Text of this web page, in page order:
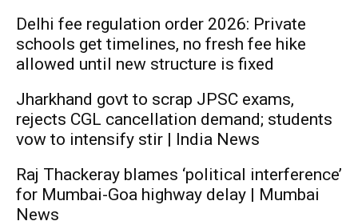
Delhi fee regulation order 2026: Private
schools get timelines, no fresh fee hike
allowed until new structure is fixed
Jharkhand govt to scrap JPSC exams,
rejects CGL cancellation demand; students
vow to intensify stir | India News
Raj Thackeray blames ‘political interference’
for Mumbai-Goa highway delay | Mumbai
News